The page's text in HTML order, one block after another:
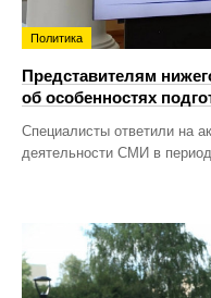
Политика
Представителям
об особенностях
Специалисты ответили на
деятельности СМИ в